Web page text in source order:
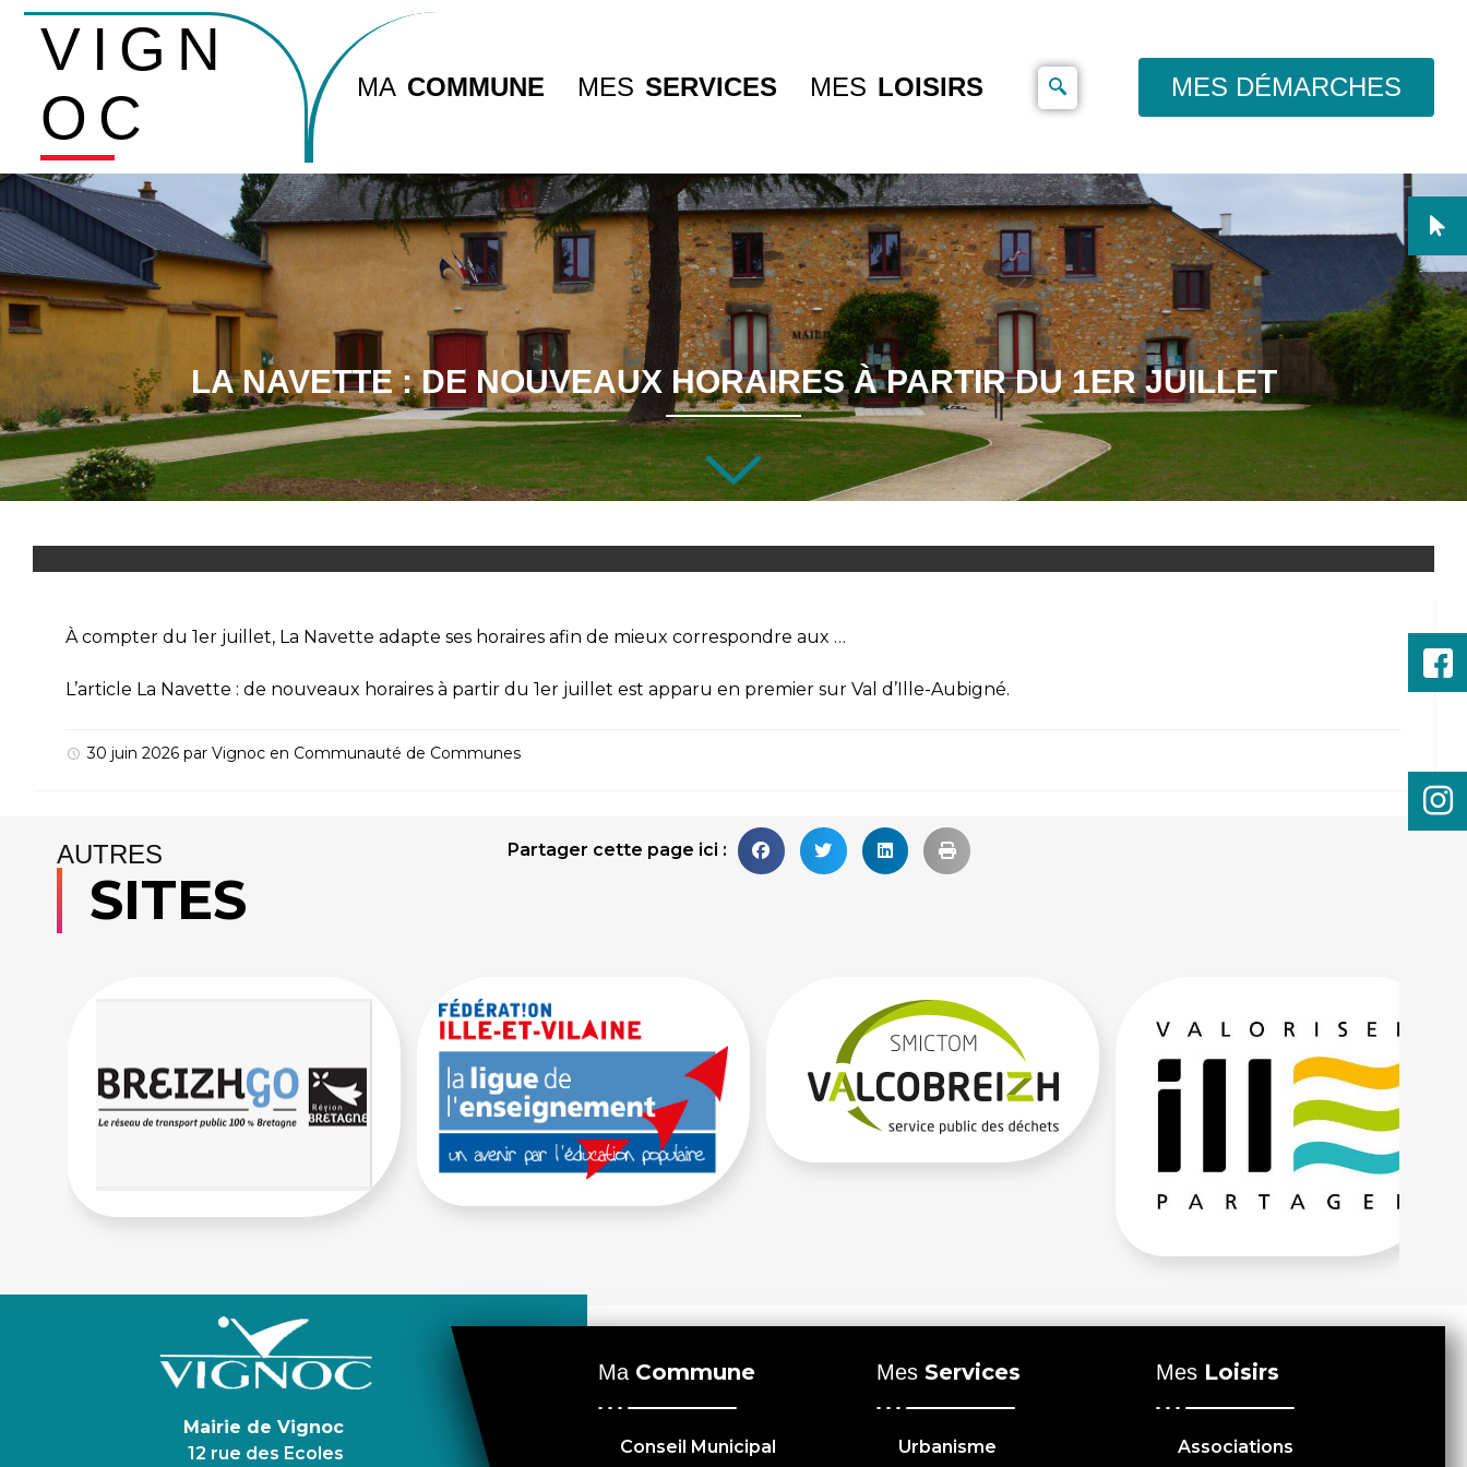
VIGN
OC
MA COMMUNE MES SERVICES MES LOISIRS MES DÉMARCHES
LA NAVETTE : DE NOUVEAUX HORAIRES À PARTIR DU 1ER JUILLET
À compter du 1er juillet, La Navette adapte ses horaires afin de mieux correspondre aux …
L’article La Navette : de nouveaux horaires à partir du 1er juillet est apparu en premier sur Val d’Ille-Aubigné.
30 juin 2026 par Vignoc en Communauté de Communes
Partager cette page ici :
AUTRES
SITES
Mairie de Vignoc
12 rue des Ecoles
Ma Commune
Conseil Municipal
MesServices
Urbanisme
Mes Loisirs
Associations